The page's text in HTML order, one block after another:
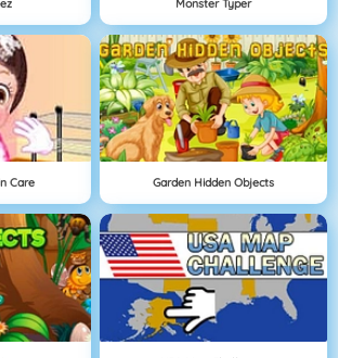
Care Garden Hidden Objects